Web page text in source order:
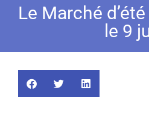
Le Marché
le 9